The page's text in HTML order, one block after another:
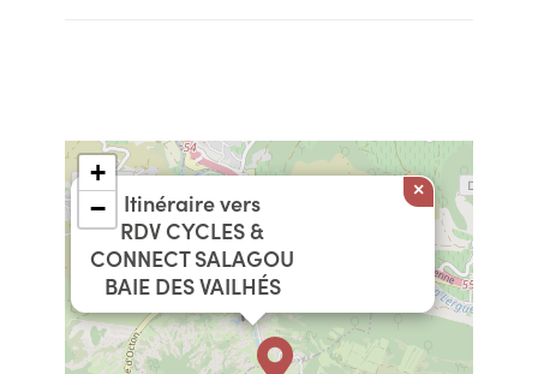
Itinéraire vers
RDV CYCLES &
CONNECT SALAGOU
BAIE DES VAILHÉS
×
+
−